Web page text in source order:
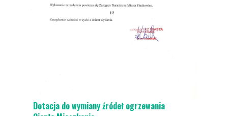
Ochrona środowiska
Dotacja do wymiany źródeł ogrzewania